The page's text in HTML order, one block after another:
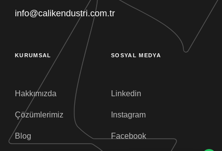
info@calikendustri.com.tr
KURUMSAL
Hakkımızda
Çözümlerimiz
Blog
SOSYAL MEDYA
Linkedin
Instagram
Facebook
Satın Alma
Müsait Değil
Müsait Değil
Müsait Değil